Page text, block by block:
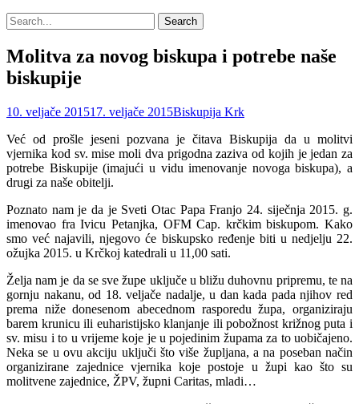
Search
Search
for:
Molitva za novog biskupa i potrebe naše
biskupije
Posted
10. veljače 201517. veljače 2015Author
Biskupija Krk
Već od prošle jeseni pozvana je čitava Biskupija da u molitvi
vjernika kod sv. mise moli dva prigodna zaziva od kojih je jedan za
potrebe Biskupije (imajući u vidu imenovanje novoga biskupa), a
drugi za naše obitelji.
Poznato nam je da je Sveti Otac Papa Franjo 24. siječnja 2015. g.
imenovao fra Ivicu Petanjka, OFM Cap. krčkim biskupom. Kako
smo već najavili, njegovo će biskupsko ređenje biti u nedjelju 22.
ožujka 2015. u Krčkoj katedrali u 11,00 sati.
Želja nam je da se sve župe uključe u bližu duhovnu pripremu, te na
gornju nakanu, od 18. veljače nadalje, u dan kada pada njihov red
prema niže donesenom abecednom rasporedu župa, organiziraju
barem krunicu ili euharistijsko klanjanje ili pobožnost križnog puta i
sv. misu i to u vrijeme koje je u pojedinim župama za to uobičajeno.
Neka se u ovu akciju uključi što više župljana, a na poseban način
organizirane zajednice vjernika koje postoje u župi kao što su
molitvene zajednice, ŽPV, župni Caritas, mladi…